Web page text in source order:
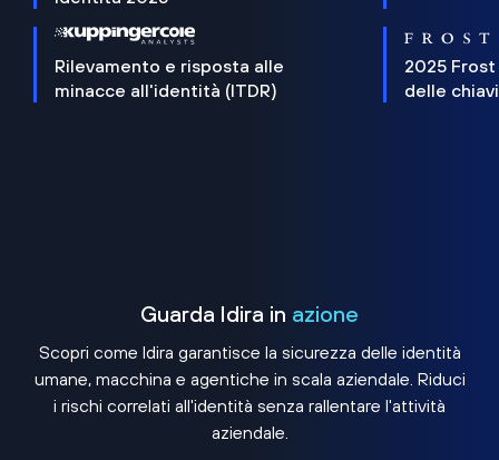
Rilevamento e risposta alle
minacce all'identità (ITDR)
2025 Frost
delle
Guarda Idira in azione
Scopri come Idira garantisce la sicurezza delle identità
umane, macchina e agentiche in scala aziendale. Riduci
i rischi correlati all'identità senza rallentare l'attività
aziendale.